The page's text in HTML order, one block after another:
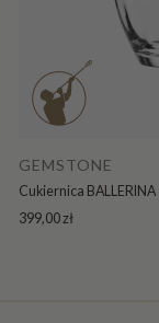
GEMSTONE
Cukiernica BALLERINA
399,00 zł